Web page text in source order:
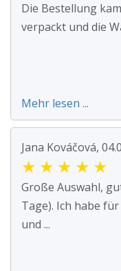
Die Bestellung
verpackt und die
Mehr lesen ...
Jana Kováčová,
★ ★ ★ ★ ★
Große Auswahl,
Tage). Ich habe
und ...